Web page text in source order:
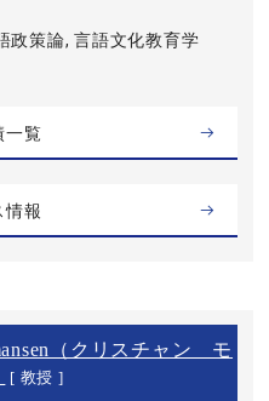
政策論, 言語文化教育学
一覧
情報
（クリスチャン モ
[ 教授 ]